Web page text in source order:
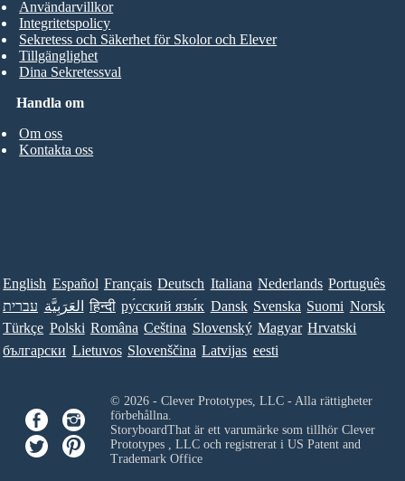
Handla om
Om oss
Kontakta oss
Användarvillkor
Integritetspolicy
Sekretess och Säkerhet för Skolor och Elever
Tillgänglighet
Dina Sekretessval
English Español Français Deutsch Italiana Nederlands Português
עברית العَرَبِيَّة हिन्दी ру́сский язы́к Dansk Svenska Suomi Norsk
Türkçe Polski Româna Ceština Slovenský Magyar Hrvatski
български Lietuvos Slovenščina Latvijas eesti
© 2026 - Clever Prototypes, LLC - Alla rättigheter
förbehållna.
StoryboardThat är ett varumärke som tillhör Clever
Prototypes , LLCoch registrerat i US Patent and
Trademark Office